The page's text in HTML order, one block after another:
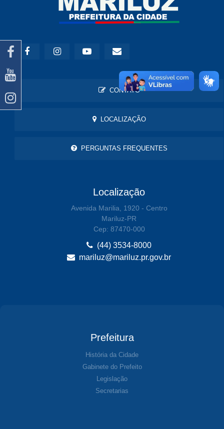
CONTATO
LOCALIZAÇÃO
PERGUNTAS FREQUENTES
Localização
Avenida Marilia, 1920 - Centro
Mariluz-PR
Cep: 87470-000
(44) 3534-8000
mariluz@mariluz.pr.gov.br
Prefeitura
História da Cidade
Gabinete do Prefeito
Legislação
Secretarias